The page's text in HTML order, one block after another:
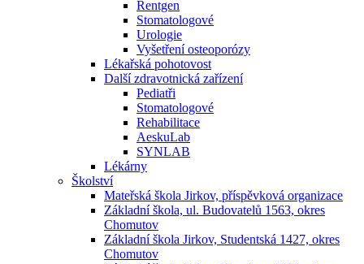
Rentgen
Stomatologové
Urologie
Vyšetření osteoporózy
Lékařská pohotovost
Další zdravotnická zařízení
Pediatři
Stomatologové
Rehabilitace
AeskuLab
SYNLAB
Lékárny
Školství
Mateřská škola Jirkov, příspěvková organizace
Základní škola, ul. Budovatelů 1563, okres
Chomutov
Základní škola Jirkov, Studentská 1427, okres
Chomutov